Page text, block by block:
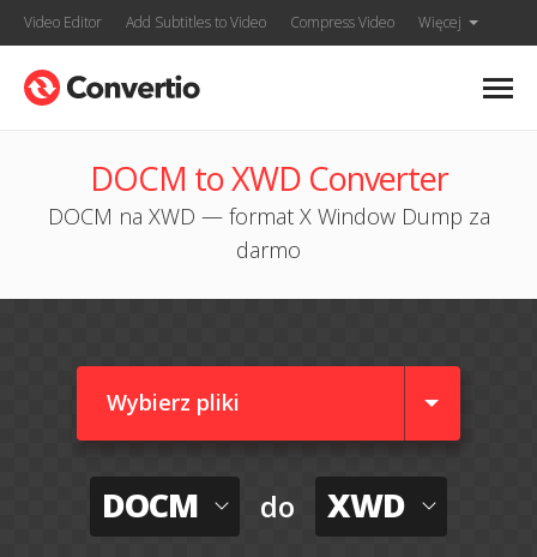
Video Editor Add Subtitles to Video Compress Video Więcej
DOCM to XWD Converter
DOCM na XWD — format X Window Dump za
darmo
Wybierz pliki
DOCM do XWD